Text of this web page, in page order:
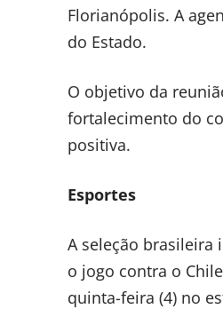
Florianópolis. A
do Estado.
O objetivo da
fortalecimento do
positiva.
Esportes
A seleção brasileira
o jogo contra o
quinta-feira (4) no